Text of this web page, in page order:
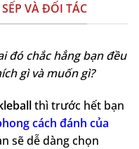
VÀ ĐỐI TÁC
đó chắc hẳng bạn đều
gì và muốn gì?
thì trước hết bạn
cách đánh của
sẽ dễ dàng chọn